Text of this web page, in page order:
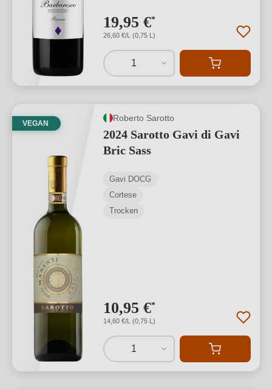
19,95 €*
26,60 €/L (0,75 L)
1
VEGAN
Roberto Sarotto
2024 Sarotto Gavi di Gavi
Bric Sass
Gavi DOCG
Cortese
Trocken
10,95 €*
14,60 €/L (0,75 L)
1